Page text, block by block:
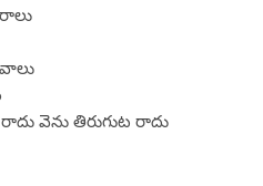
వెను తిరుగుట రాదు